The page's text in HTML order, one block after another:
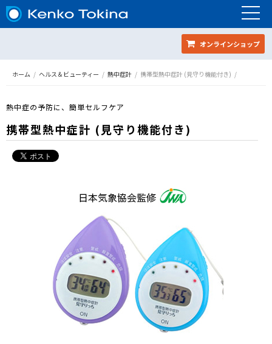
オンラインショップ
ホーム ヘルス＆ビューティー 熱中症計 携帯型熱中症計 (見守り機能付き)
熱中症の予防に、簡単セルフケア
携帯型熱中症計 (見守り機能付き)